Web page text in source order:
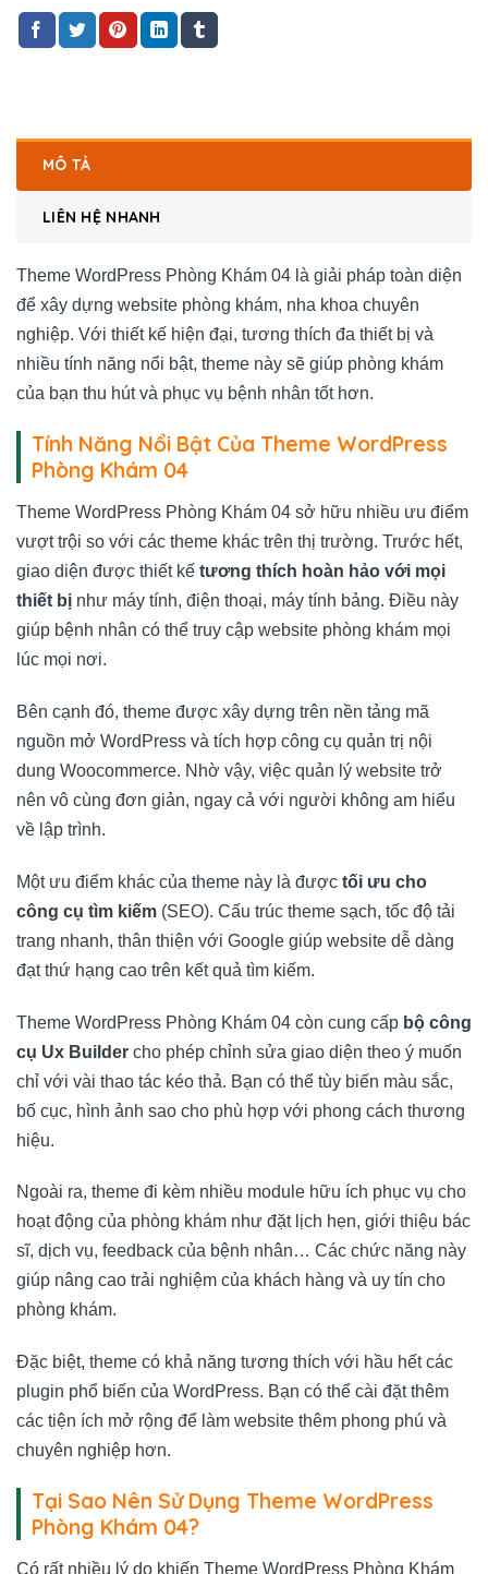
MÔ TẢ
LIÊN HỆ NHANH
Theme WordPress Phòng Khám 04 là giải pháp toàn diện
để xây dựng website phòng khám, nha khoa chuyên
nghiệp. Với thiết kế hiện đại, tương thích đa thiết bị và
nhiều tính năng nổi bật, theme này sẽ giúp phòng khám
của bạn thu hút và phục vụ bệnh nhân tốt hơn.
Tính Năng Nổi Bật Của Theme WordPress
Phòng Khám 04
Theme WordPress Phòng Khám 04 sở hữu nhiều ưu điểm
vượt trội so với các theme khác trên thị trường. Trước hết,
giao diện được thiết kế tương thích hoàn hảo với mọi
thiết bị như máy tính, điện thoại, máy tính bảng. Điều này
giúp bệnh nhân có thể truy cập website phòng khám mọi
lúc mọi nơi.
Bên cạnh đó, theme được xây dựng trên nền tảng mã
nguồn mở WordPress và tích hợp công cụ quản trị nội
dung Woocommerce. Nhờ vậy, việc quản lý website trở
nên vô cùng đơn giản, ngay cả với người không am hiểu
về lập trình.
Một ưu điểm khác của theme này là được tối ưu cho
công cụ tìm kiếm (SEO). Cấu trúc theme sạch, tốc độ tải
trang nhanh, thân thiện với Google giúp website dễ dàng
đạt thứ hạng cao trên kết quả tìm kiếm.
Theme WordPress Phòng Khám 04 còn cung cấp bộ công
cụ Ux Builder cho phép chỉnh sửa giao diện theo ý muốn
chỉ với vài thao tác kéo thả. Bạn có thể tùy biến màu sắc,
bố cục, hình ảnh sao cho phù hợp với phong cách thương
hiệu.
Ngoài ra, theme đi kèm nhiều module hữu ích phục vụ cho
hoạt động của phòng khám như đặt lịch hẹn, giới thiệu bác
sĩ, dịch vụ, feedback của bệnh nhân… Các chức năng này
giúp nâng cao trải nghiệm của khách hàng và uy tín cho
phòng khám.
Đặc biệt, theme có khả năng tương thích với hầu hết các
plugin phổ biến của WordPress. Bạn có thể cài đặt thêm
các tiện ích mở rộng để làm website thêm phong phú và
chuyên nghiệp hơn.
Tại Sao Nên Sử Dụng Theme WordPress
Phòng Khám 04?
Có rất nhiều lý do khiến Theme WordPress Phòng Khám